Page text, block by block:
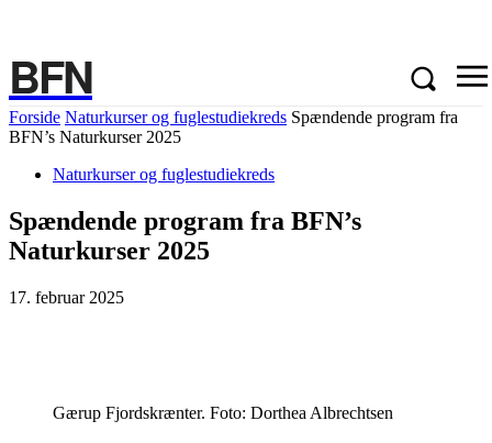
BFN
Forside Naturkurser og fuglestudiekreds Spændende program fra
BFN’s Naturkurser 2025
Naturkurser og fuglestudiekreds
Spændende program fra BFN’s
Naturkurser 2025
17. februar 2025
Gærup Fjordskrænter. Foto: Dorthea Albrechtsen